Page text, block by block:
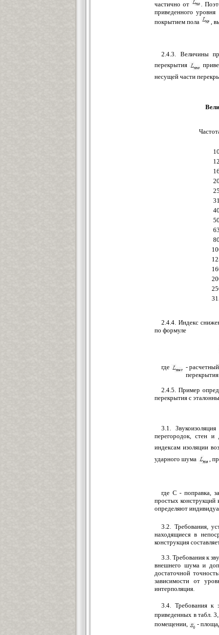
частично от
.
приведенного
покрытием пола
,
2.4.3. Величины
перекрытия
несущей части
2.4.4. Индекс
по формуле
где
-
2.4.5. Пример
перекрытия с
3.1.
перегородок, стен и
индексам изоляции
ударного шума
,
где С - поправка,
простых конструкций
определяют
3.2. Требования,
находящиеся в
конструкция
3.3. Требования к
внешнего шума и
достаточной
зависимости от
интерполяция.
3.4. Требования к
приведенных в табл.
помещении,
-